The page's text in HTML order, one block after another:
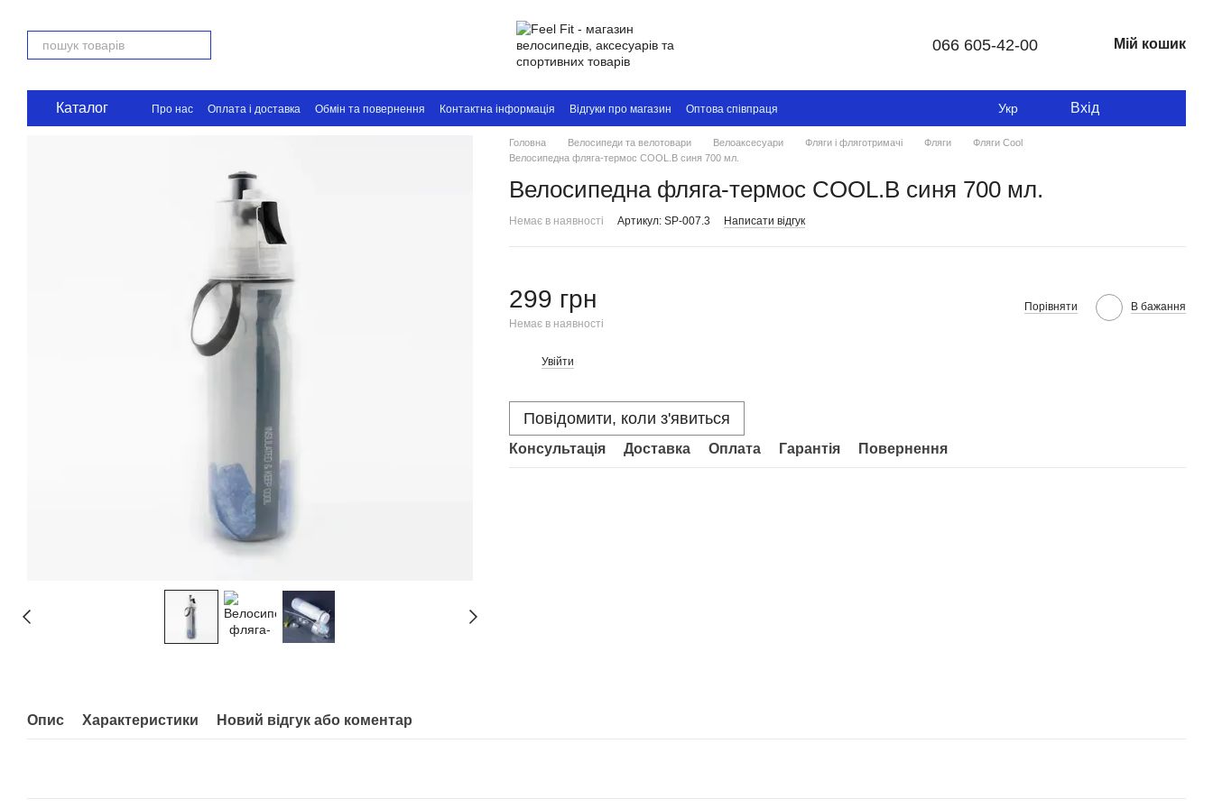
066 605-42-00 Мій кошик
Каталог Про нас Оплата і доставка Обмін та повернення Контактна інформація Відгуки про магазин Оптова співпраця Укр Вхід
Головна Велосипеди та велотовари Велоаксесуари Фляги і фляготримачі Фляги
Фляги Cool
Велосипедна фляга-термос COOL.B синя 700 мл.
Велосипедна фляга-термос COOL.B синя 700 мл.
Немає в наявності Артикул: SP-007.3 Написати відгук
299 грн
Немає в наявності
Порівняти В бажання
Увійти
Повідомити, коли з'явиться
Консультація Доставка Оплата Гарантія Повернення
Опис Характеристики Новий відгук або коментар